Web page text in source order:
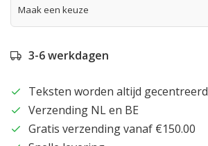
3-6 werkdagen
Teksten worden altijd gecentreerd
Verzending NL en BE
Gratis verzending vanaf €150.00